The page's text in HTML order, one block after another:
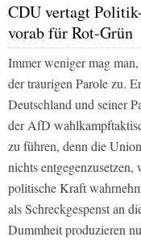
CDU vertagt
vorab für Rot-Grün
Immer weniger mag
der traurigen Parole zu.
Deutschland und seiner
der AfD
zu führen, denn die
nichts
politische Kraft
als Schreckgespenst an
Dummheit produzieren